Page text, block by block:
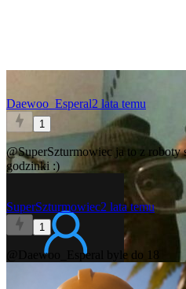
Daewoo_Esperal2 lata temu
1
@SuperSzturmowiec ja to z roboty
godzinki :)
SuperSzturmowiec2 lata temu
1
@Daewoo_Esperal byle do 18